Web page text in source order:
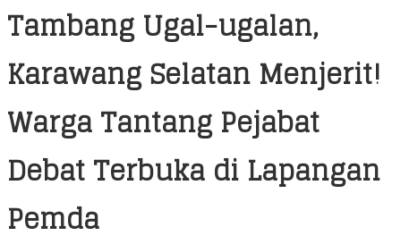
Tambang Ugal-ugalan,
Karawang Selatan Menjerit!
Warga Tantang Pejabat
Debat Terbuka di Lapangan
Pemda